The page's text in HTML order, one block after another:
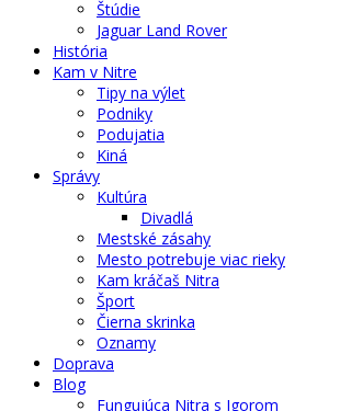
Štúdie
Jaguar Land Rover
História
Kam v Nitre
Tipy na výlet
Podniky
Podujatia
Kiná
Správy
Kultúra
Divadlá
Mestské zásahy
Mesto potrebuje viac rieky
Kam kráčaš Nitra
Šport
Čierna skrinka
Oznamy
Doprava
Blog
Fungujúca Nitra s Igorom